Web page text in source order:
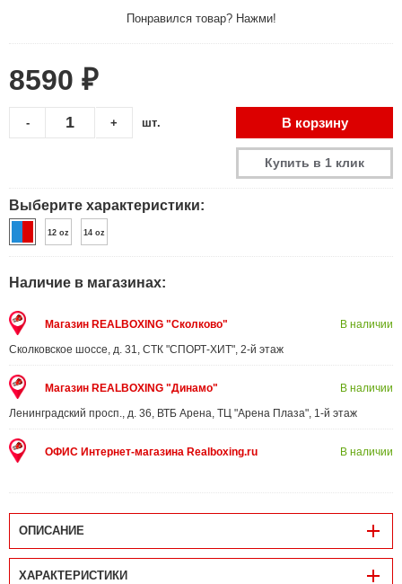
Понравился товар? Нажми!
8590 ₽
+
- шт. В корзину
Купить в 1 клик
Выберите характеристики:
12 oz 14 oz
Наличие в магазинах:
Магазин REALBOXING "Сколково"
Сколковское шоссе, д. 31, СТК "СПОРТ-ХИТ", 2-й этаж
В наличии
Магазин REALBOXING "Динамо"
Ленинградский просп., д. 36, ВТБ Арена, ТЦ "Арена Плаза", 1-й этаж
В наличии
ОФИС Интернет-магазина Realboxing.ru В наличии
ОПИСАНИЕ
ХАРАКТЕРИСТИКИ